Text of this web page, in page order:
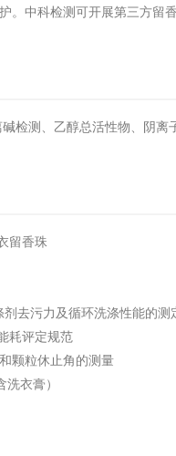
。中科检测可开展第三方留
检测、乙醇总活性物、阴
留香珠
去污力及循环洗涤性能的测
耗评定规范
颗粒休止角的测量
衣膏）